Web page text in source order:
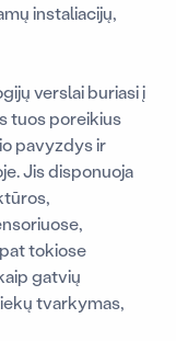
instaliacijų,
verslai buriasi į
tuos poreikius
pavyzdys ir
Jis disponuoja
tokiose
gatvių
tvarkymas,